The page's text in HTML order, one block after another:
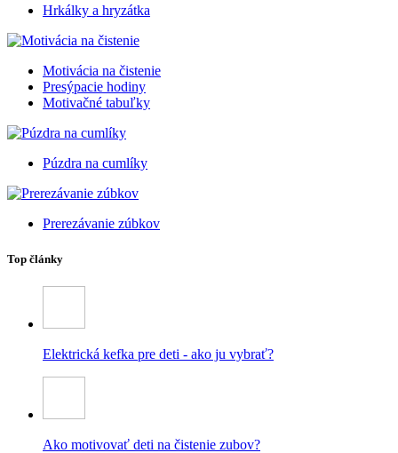
Hrkálky a hryzátka
Motivácia na čistenie
Presýpacie hodiny
Motivačné tabuľky
Púzdra na cumlíky
Prerezávanie zúbkov
Top články
Elektrická kefka pre deti - ako ju vybrať?
Ako motivovať deti na čistenie zubov?